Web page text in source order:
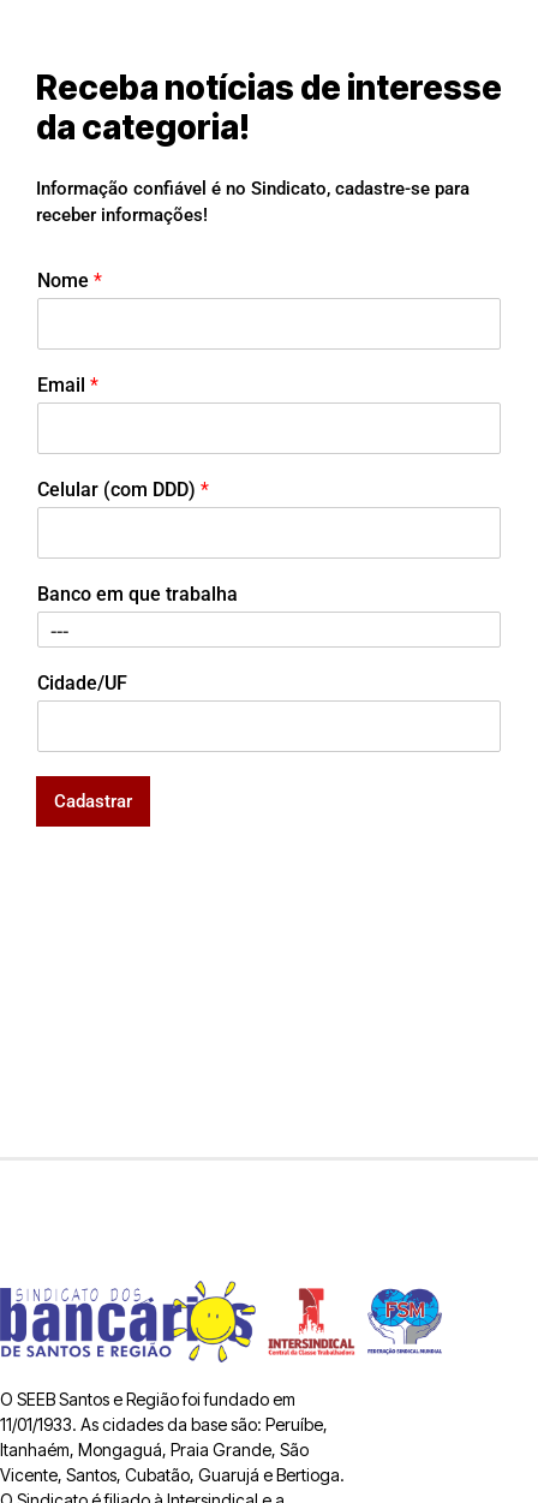
Receba notícias de interesse
da categoria!
Informação confiável é no Sindicato, cadastre-se para
receber informações!
Nome *
Email *
Celular (com DDD) *
Banco em que trabalha
Cidade/UF
Cadastrar
O SEEB Santos e Região foi fundado em
11/01/1933. As cidades da base são: Peruíbe,
Itanhaém, Mongaguá, Praia Grande, São
Vicente, Santos, Cubatão, Guarujá e Bertioga.